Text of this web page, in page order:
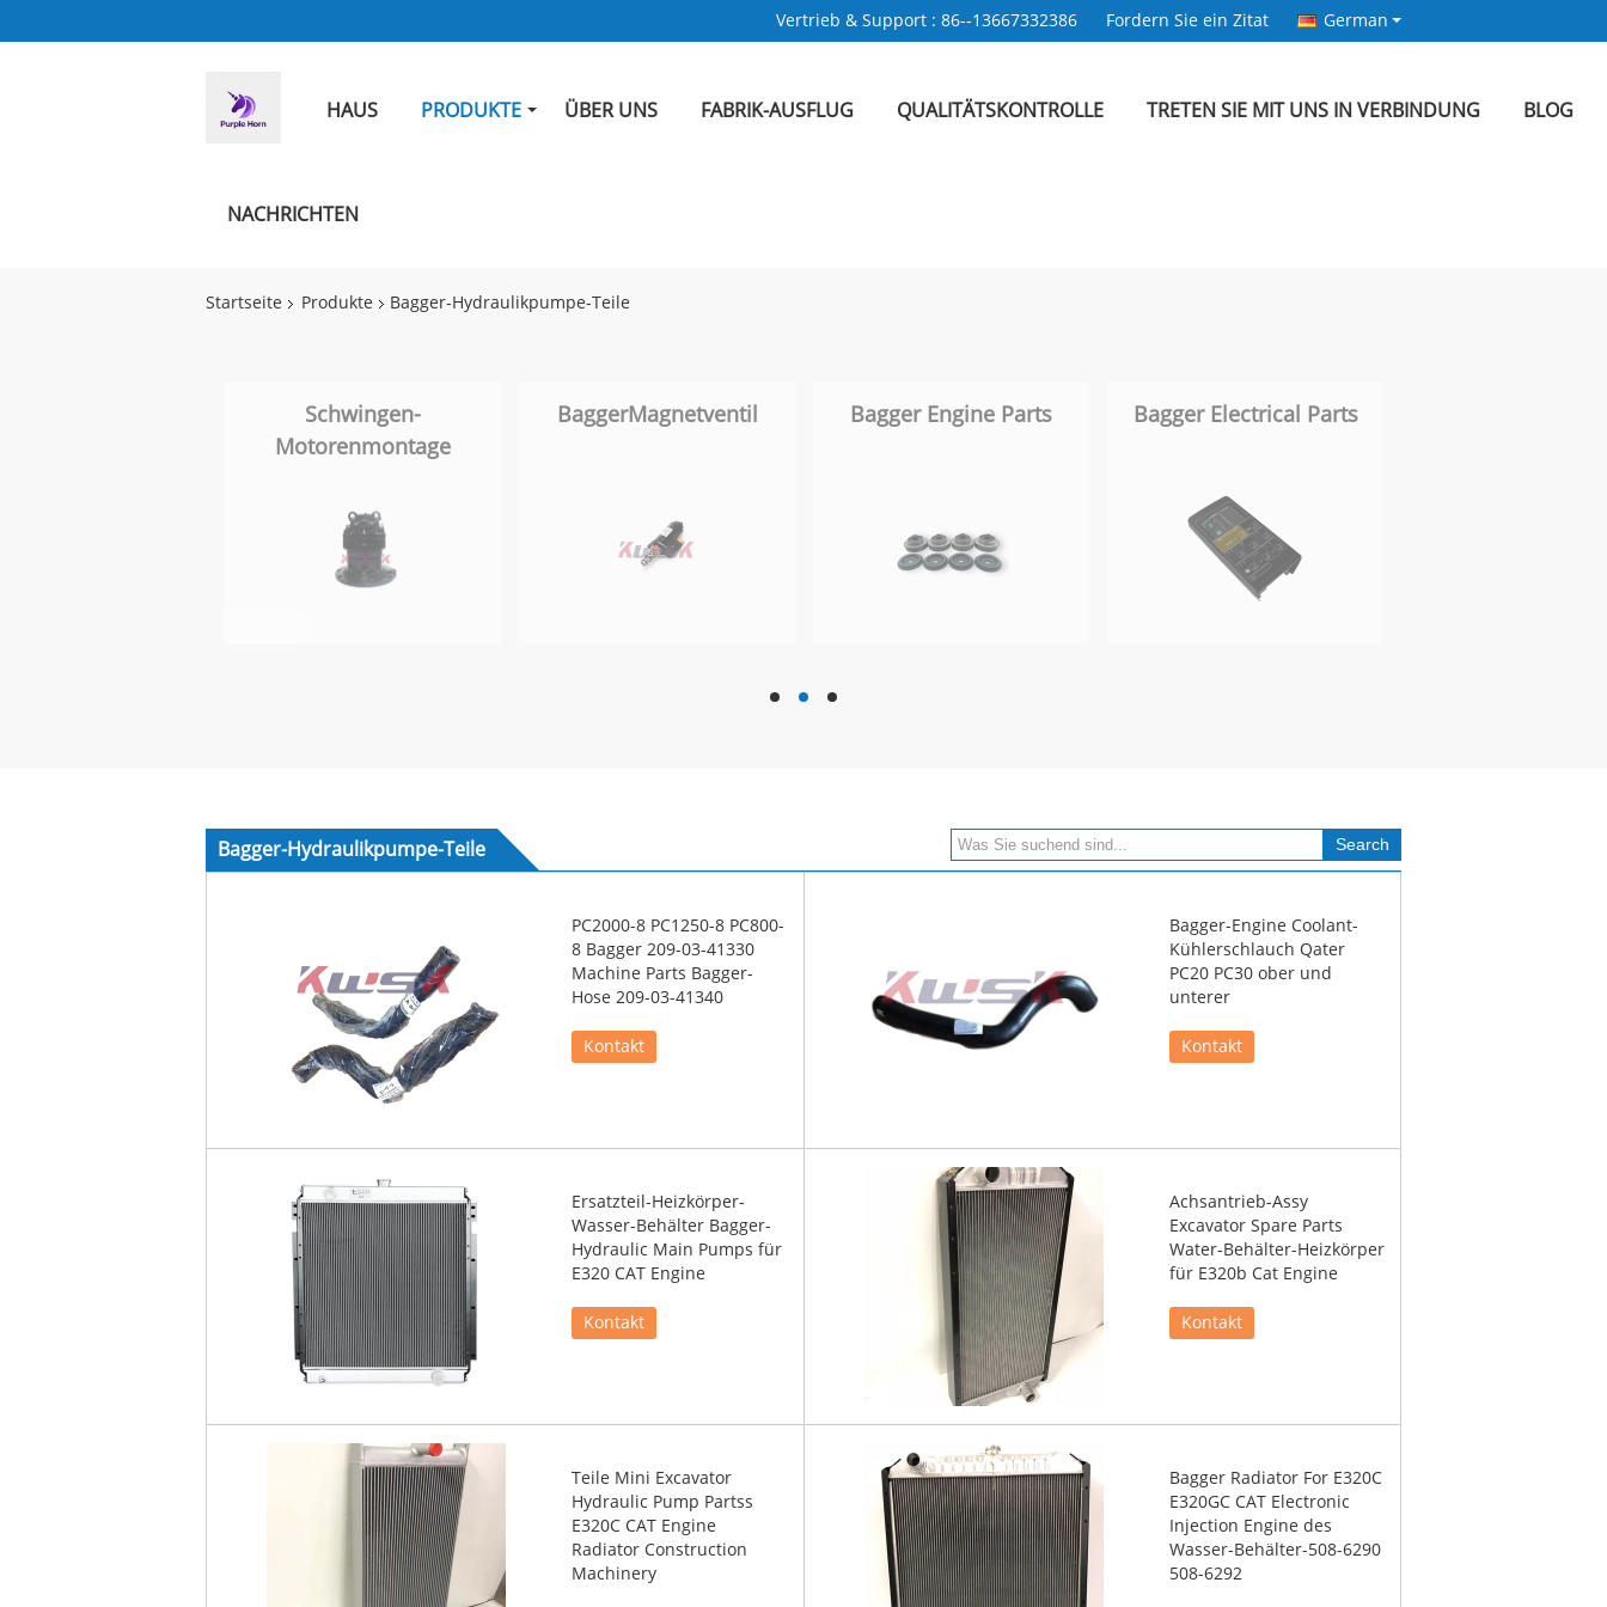
Vertrieb & Support : 86--13667332386 Fordern Sie ein Zitat German
HAUS PRODUKTE ÜBER UNS FABRIK-AUSFLUG QUALITÄTSKONTROLLE TRETEN SIE MIT UNS IN VERBINDUNG BLOG
NACHRICHTEN
Startseite Produkte Bagger-Hydraulikpumpe-Teile
Schwingen-
Motorenmontage
BaggerMagnetventil Bagger Engine Parts Bagger Electrical Parts
hd hd hd
Bagger-Hydraulikpumpe-Teile
PC2000-8 PC1250-8 PC800-
8 Bagger 209-03-41330
Machine Parts Bagger-
Hose 209-03-41340
Kontakt
Bagger-Engine Coolant-
Kühlerschlauch Qater
PC20 PC30 ober und
unterer
Kontakt
Ersatzteil-Heizkörper-
Wasser-Behälter Bagger-
Hydraulic Main Pumps für
E320 CAT Engine
Kontakt
Achsantrieb-Assy
Excavator Spare Parts
Water-Behälter-Heizkörper
für E320b Cat Engine
Kontakt
Teile Mini Excavator
Hydraulic Pump Partss
E320C CAT Engine
Radiator Construction
Machinery
Bagger Radiator For E320C
E320GC CAT Electronic
Injection Engine des
Wasser-Behälter-508-6290
508-6292